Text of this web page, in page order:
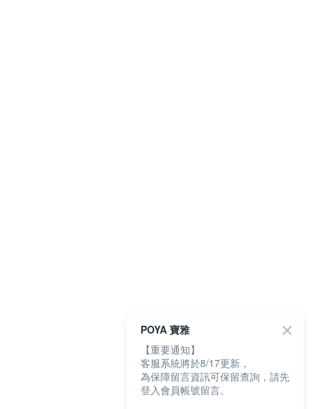
POYA 寶雅
【重要通知】
客服系統將於8/17更新，
為保障留言資訊可保留查詢，請先
登入會員帳號留言。